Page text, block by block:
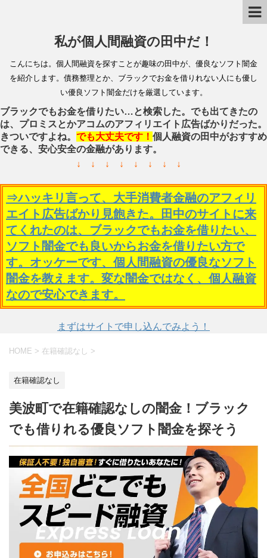
私が個人間融資の田中だ！
こんにちは。個人間融資を探すことが趣味の田中が、優良なソフト闇金
を紹介します。債務整理とか、ブラックでお金を借りれない人にも優し
い優良ソフト闇金だけを厳選しています。
ブラックでもお金を借りたい…と検索した。でも出てきたの
は、プロミスとかアコムのアフィリエイト広告ばかりだった。
きついですよね。 でも大丈夫です！ 個人融資の田中がおすすめ
できる、安心安全の金融があります。
↓ ↓ ↓ ↓ ↓ ↓ ↓ ↓
⇒ハッキリ言って、大手消費者金融のアフィリ
エイト広告ばかり見飽きた。田中のサイトに来
てくれたのは、ブラックでもお金を借りたい、
ソフト闇金でも良いからお金を借りたい方で
す。オッケーです、個人間融資の優良なソフト
闇金を教えます。変な闇金ではなく、個人融資
なので安心できます。
まずはサイトで申し込んでみよう！
HOME > 在籍確認なし >
在籍確認なし
美波町で在籍確認なしの闇金！ブラック
でも借りれる優良ソフト闇金を探そう